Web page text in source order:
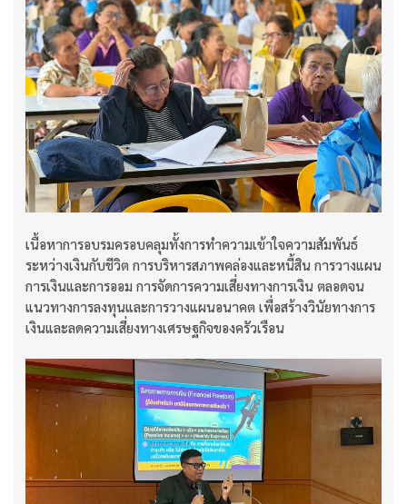
เนื้อหาการอบรมครอบคลุมทั้งการทำความเข้าใจความสัมพันธ์
ระหว่างเงินกับชีวิต การบริหารสภาพคล่องและหนี้สิน การวางแผน
การเงินและการออม การจัดการความเสี่ยงทางการเงิน ตลอดจน
แนวทางการลงทุนและการวางแผนอนาคต เพื่อสร้างวินัยทางการ
เงินและลดความเสี่ยงทางเศรษฐกิจของครัวเรือน